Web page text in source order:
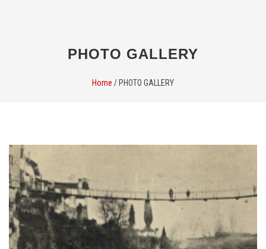
PHOTO GALLERY
Home / PHOTO GALLERY